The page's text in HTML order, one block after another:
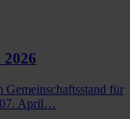
2026
Gemeinschaftsstand für
07. April…